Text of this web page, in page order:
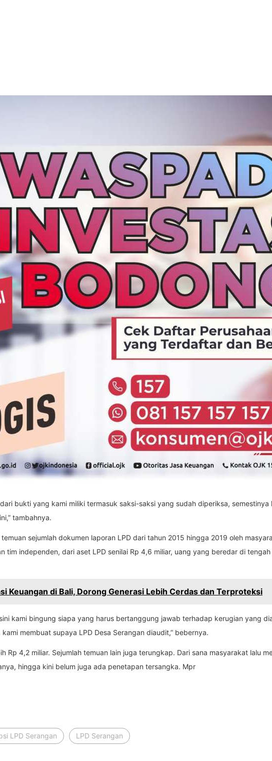
bukti yang kami miliki termasuk saksi-saksi yang sudah diperiksa,
tambahnya.
sejumlah dokumen laporan LPD dari tahun 2015 hingga 2019 oleh
tim independen, dari aset LPD senilai Rp 4,6 miliar, uang yang beredar di
Keuangan di Bali, Dorong Generasi Lebih Cerdas dan Terproteksi
kami bingung siapa yang harus bertanggung jawab terhadap kerugian yang
membuat supaya LPD Desa Serangan diaudit,” bebernya.
Rp 4,2 miliar. Sejumlah temuan lain juga terungkap. Dari sana masyarakat lalu
hingga kini belum juga ada penetapan tersangka. Mpr
LPD Serangan LPD Serangan